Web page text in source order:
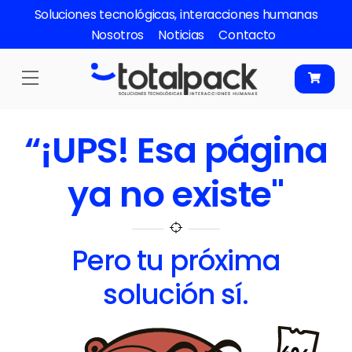
content
Soluciones tecnológicas, interacciones humanas
Nosotros
Noticias Contacto
Menu
“¡UPS! Esa página
ya no existe"
Pero tu próxima
solución sí.